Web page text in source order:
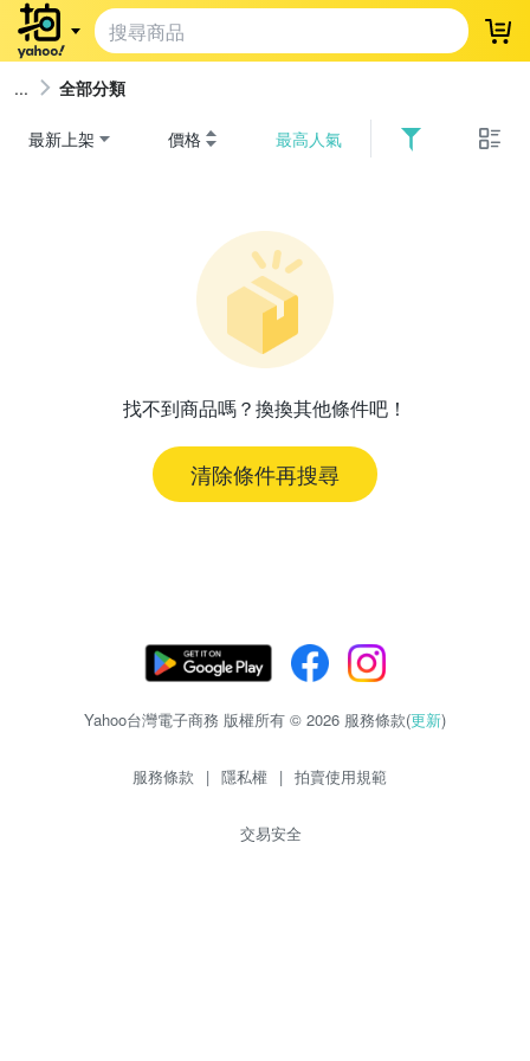
登
全部分類
最新上架 價格 最高人氣
找不到商品嗎？換換其他條件吧！
清除條件再搜尋
Yahoo台灣電子商務 版權所有 © 2026 服務條款(更新)
服務條款 | 隱私權 | 拍賣使用規範
交易安全